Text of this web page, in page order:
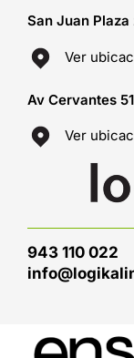
San Juan
Ver
Av Cervantes
Ver
943 110 022